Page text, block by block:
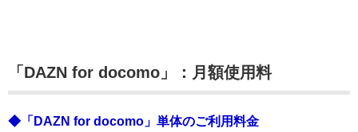
「DAZN for docomo」：月額使用料
◆「DAZN for docomo」単体のご利用料金